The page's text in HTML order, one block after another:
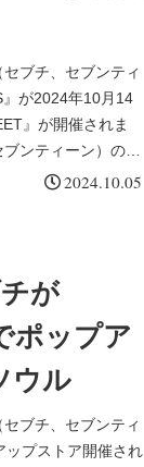
ブチ、セブンティ
が2024年10月14
』が開催されま
ンティーン）の
ました。2024.10.05
が
ポップア
ウル
ブチ、セブンティ
ップストア開催され